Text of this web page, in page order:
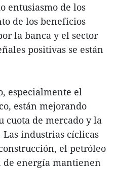
entusiasmo de los
de los beneficios
la banca y el sector
positivas se están
especialmente el
están mejorando
cuota de mercado y la
industrias cíclicas
el petróleo
de energía mantienen